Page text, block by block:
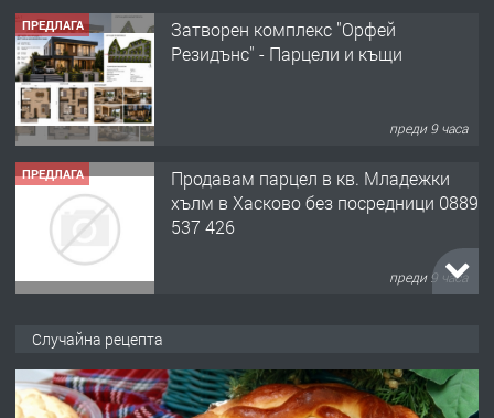
ПРЕДЛАГА
Затворен комплекс "Орфей
Резидънс" - Парцели и къщи
преди 9 часа
ПРЕДЛАГА
Продавам парцел в кв. Младежки
хълм в Хасково без посредници 0889
537 426
преди 9 часа
Случайна рецепта